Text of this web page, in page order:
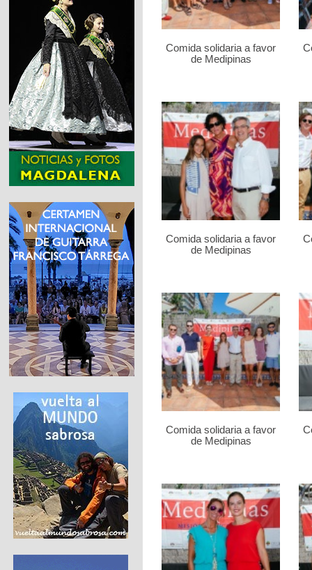
Comida solidaria a favor
de Medipinas
Comida solidaria a favor
de Medipinas
Comida solidaria a favor
de Medipinas